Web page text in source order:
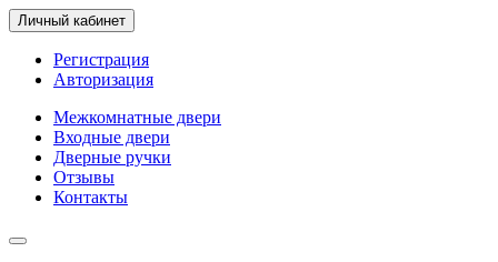
Личный кабинет
Регистрация
Авторизация
Межкомнатные двери
Входные двери
Дверные ручки
Отзывы
Контакты